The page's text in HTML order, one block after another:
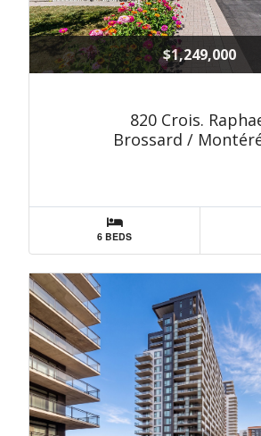
$1,249,000
820 Crois.
Brossard /
6 BEDS